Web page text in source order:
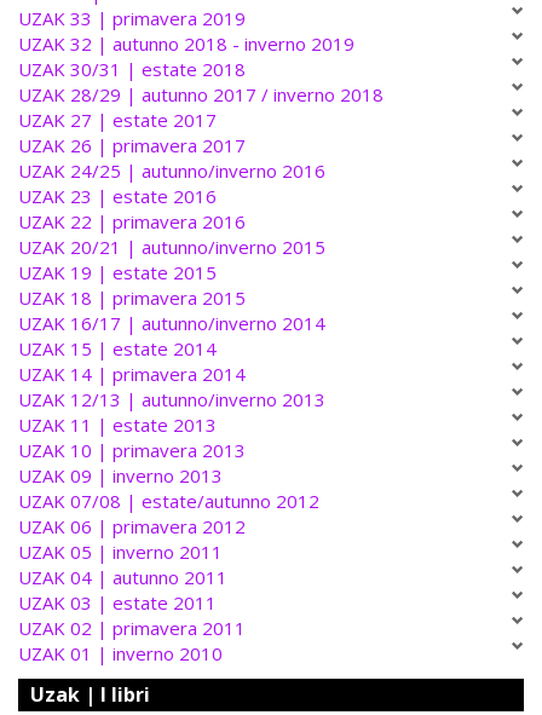
UZAK 33 | primavera 2019
UZAK 32 | autunno 2018 - inverno 2019
UZAK 30/31 | estate 2018
UZAK 28/29 | autunno 2017 / inverno 2018
UZAK 27 | estate 2017
UZAK 26 | primavera 2017
UZAK 24/25 | autunno/inverno 2016
UZAK 23 | estate 2016
UZAK 22 | primavera 2016
UZAK 20/21 | autunno/inverno 2015
UZAK 19 | estate 2015
UZAK 18 | primavera 2015
UZAK 16/17 | autunno/inverno 2014
UZAK 15 | estate 2014
UZAK 14 | primavera 2014
UZAK 12/13 | autunno/inverno 2013
UZAK 11 | estate 2013
UZAK 10 | primavera 2013
UZAK 09 | inverno 2013
UZAK 07/08 | estate/autunno 2012
UZAK 06 | primavera 2012
UZAK 05 | inverno 2011
UZAK 04 | autunno 2011
UZAK 03 | estate 2011
UZAK 02 | primavera 2011
UZAK 01 | inverno 2010
Uzak | I libri